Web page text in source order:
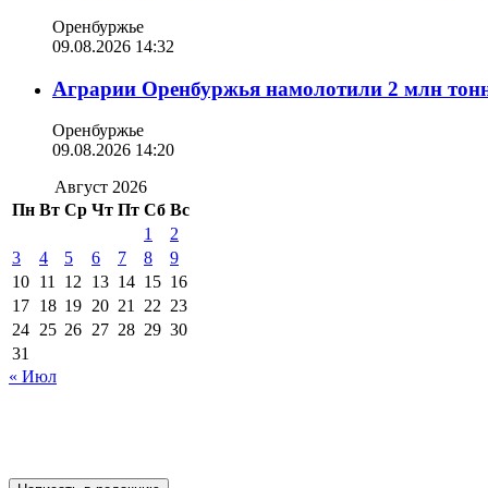
Оренбуржье
09.08.2026 14:32
Аграрии Оренбуржья намолотили 2 млн
Оренбуржье
09.08.2026 14:20
Август 2026
Пн Вт Ср Чт Пт Сб Вс
1
2
3
4 5 6 7 8
9
10 11 12 13 14 15 16
17 18 19 20 21 22 23
24 25 26 27 28 29 30
31
« Июл